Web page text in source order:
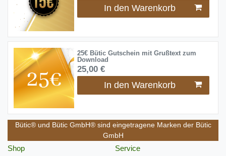
In den Warenkorb
25€ Bütic Gutschein mit Grußtext zum
Download
25,00 €
In den Warenkorb
Bütic® und Bütic GmbH® sind eingetragene Marken der Bütic
GmbH
Shop Service